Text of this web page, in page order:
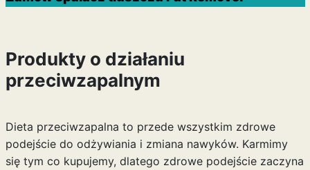
Produkty o działaniu
przeciwzapalnym
Dieta przeciwzapalna to przede wszystkim zdrowe
podejście do odżywiania i zmiana nawyków. Karmimy
się tym co kupujemy, dlatego zdrowe podejście zaczyna